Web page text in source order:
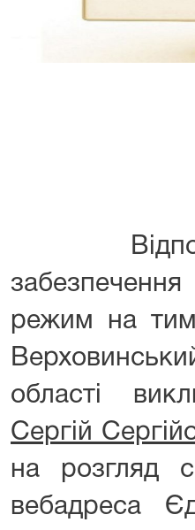
про
режим на
області
Сергій
на розгляд
вебадреса